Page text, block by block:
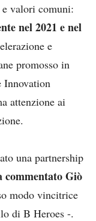
valori comuni:
nel 2021 e nel
e
promosso in
Innovation
attenzione ai
una partnership
commentato Giò
modo vincitrice
di B Heroes -.